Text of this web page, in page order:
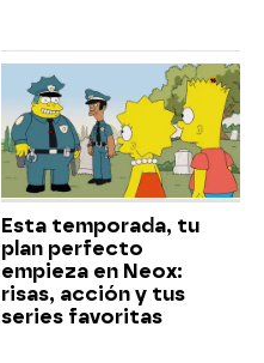
Esta temporada, tu
plan perfecto
empieza en Neox:
risas, acción y tus
series favoritas